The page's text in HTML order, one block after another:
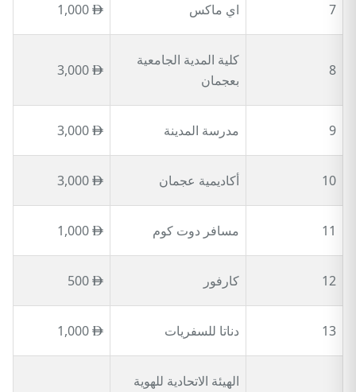
7 اي ماكس
8
كلية المدية الجامعية
بعجمان
9 مدرسة المدينة
10 أكاديمية عجمان
11 مسافر دوت كوم
12 كارفور
13 دناتا للسفريات
الهيئة الاتحادية للهوية